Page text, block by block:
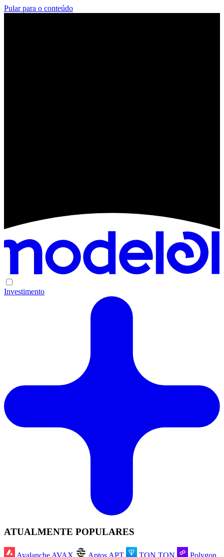
Pular para o conteúdo
Investimento
ATUALMENTE POPULARES
Avalanche AVAX Aptos APT TON TON
Polygon